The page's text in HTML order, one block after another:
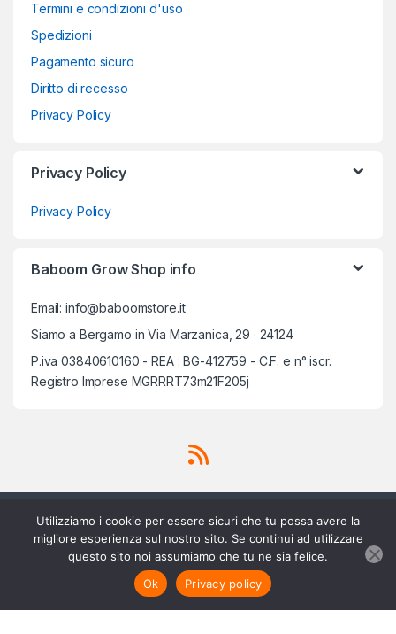
Aggiungi al carrello
Termini e condizioni d'uso
Spedizioni
Pagamento sicuro
Diritto di recesso
Privacy Policy
Privacy Policy
Privacy Policy
Baboom Grow Shop info
Email: info@baboomstore.it
Siamo a Bergamo in Via Marzanica, 29 · 24124
P.iva 03840610160 - REA : BG-412759 - C.F. e n° iscr.
Registro Imprese MGRRRT73m21F205j
Scrivici su Whatsapp
3756420488
Utilizziamo i cookie per essere sicuri che tu possa avere la
migliore esperienza sul nostro sito. Se continui ad utilizzare
questo sito noi assumiamo che tu ne sia felice.
Ok
Privacy policy